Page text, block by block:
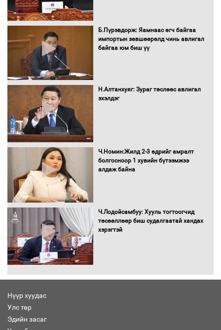
орчныг бүрдүүллээ
баримт
Б.Пүрэвдорж: Яамнаас өгч байгаа
импортын зөвшөөрөлд чинь авлигал
байгаа юм биш үү
Н.Алтанхуяг: Зураг төслөөс авлигал
эхэлдэг
Ч.Номин:Жилд 2-3 өдрийг амралт
болгосноор 1 хувийн бүтээмжээ
алдаж байна
Ч.Лодойсамбуу: Хууль тогтоогчид
төсөөллөөр биш судалгаатай хандах
хэрэгтэй
Нүүр хуудас
Улс төр
Эдийн засаг